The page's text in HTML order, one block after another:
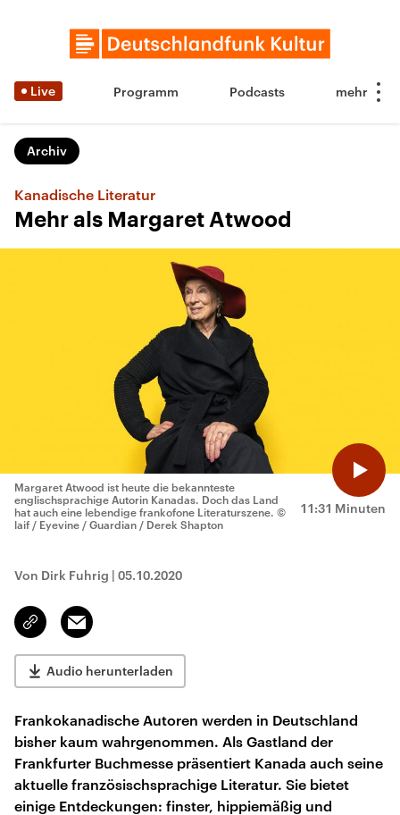
Live Programm Podcasts
Archiv
Kanadische Literatur
Mehr als Margaret Atwood
11:31 Minuten
Margaret Atwood ist heute die bekannteste
englischsprachige Autorin Kanadas. Doch das Land
hat auch eine lebendige frankofone Literaturszene. ©
laif / Eyevine / Guardian / Derek Shapton
Von Dirk Fuhrig | 05.10.2020
Link
kopieren/teilen
Email
Audio herunterladen
Frankokanadische Autoren werden in Deutschland
bisher kaum wahrgenommen. Als Gastland der
Frankfurter Buchmesse präsentiert Kanada auch seine
aktuelle französischsprachige Literatur. Sie bietet
einige Entdeckungen: finster, hippiemäßig und